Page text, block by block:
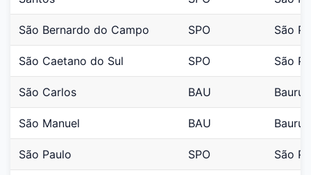
São Bernardo do Campo SPO São
São Caetano do Sul SPO São
São Carlos BAU Bauru
São Manuel BAU Bauru
São Paulo SPO São